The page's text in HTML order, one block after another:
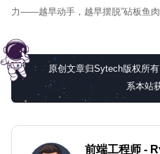
力——越早动手，越早摆脱”砧板鱼肉
原创文章归Sytech版权所
系本站
前端工程师 -